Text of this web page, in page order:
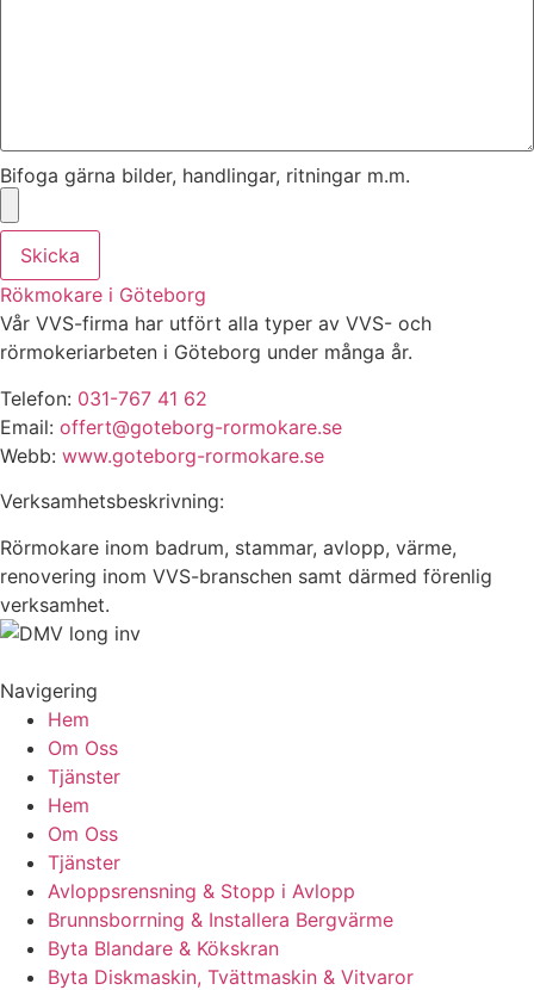
Bifoga gärna bilder, handlingar, ritningar m.m.
Skicka
Rökmokare i Göteborg
Vår VVS-firma har utfört alla typer av VVS- och
rörmokeriarbeten i Göteborg under många år.
Telefon: 031-767 41 62
Email: offert@goteborg-rormokare.se
Webb: www.goteborg-rormokare.se
Verksamhetsbeskrivning:
Rörmokare inom badrum, stammar, avlopp, värme,
renovering inom VVS-branschen samt därmed förenlig
verksamhet.
Navigering
Hem
Om Oss
Tjänster
Hem
Om Oss
Tjänster
Avloppsrensning & Stopp i Avlopp
Brunnsborrning & Installera Bergvärme
Byta Blandare & Kökskran
Byta Diskmaskin, Tvättmaskin & Vitvaror